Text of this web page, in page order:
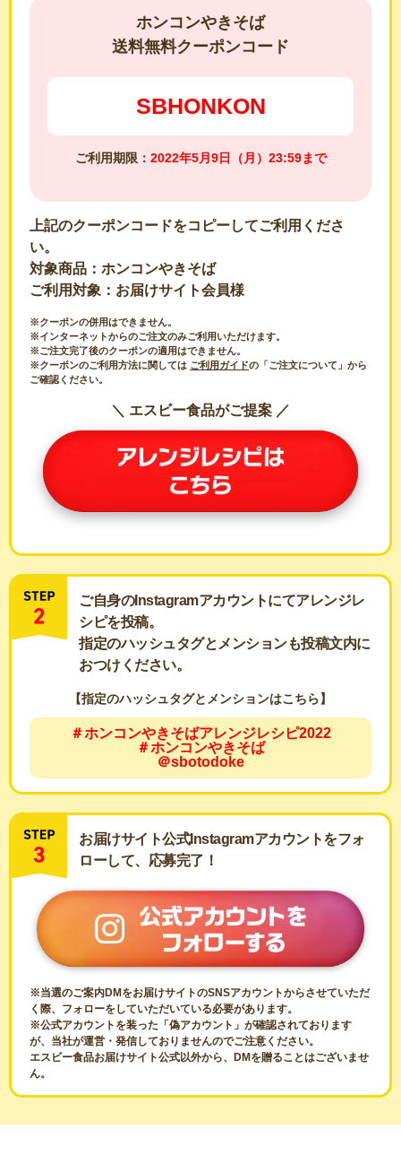
ホンコンやきそば
送料無料クーポンコード
SBHONKON
ご利用期限： 2022年5月9日（月）23:59まで
上記のクーポンコードをコピーしてご利用くださ
い。
対象商品：ホンコンやきそば
ご利用対象：お届けサイト会員様
※クーポンの併用はできません。
※インターネットからのご注文のみご利用いただけます。
※ご注文完了後のクーポンの適用はできません。
※クーポンのご利用方法に関しては ご利用ガイドの「ご注文について」から
ご確認ください。
＼ エスビー食品がご提案 ／
ご自身のInstagramアカウントにてアレンジレ
シピを投稿。
指定のハッシュタグとメンションも投稿文内に
おつけください。
【指定のハッシュタグとメンションはこちら】
＃ホンコンやきそばアレンジレシピ2022
＃ホンコンやきそば
＠sbotodoke
お届けサイト公式Instagramアカウントをフォ
ローして、 応募完了！
※当選のご案内DMをお届けサイトのSNSアカウントからさせていただ
く際、フォローをしていただいている必要があります。
※公式アカウントを装った「偽アカウント」が確認されております
が、当社が運営・発信しておりませんのでご注意ください。
エスビー食品お届けサイト公式以外から、DMを贈ることはございませ
ん。